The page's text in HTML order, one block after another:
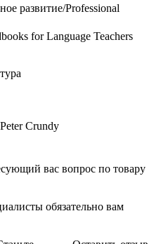
развитие/Professional
for Language Teachers
Crundy
вас вопрос по товару
обязательно вам